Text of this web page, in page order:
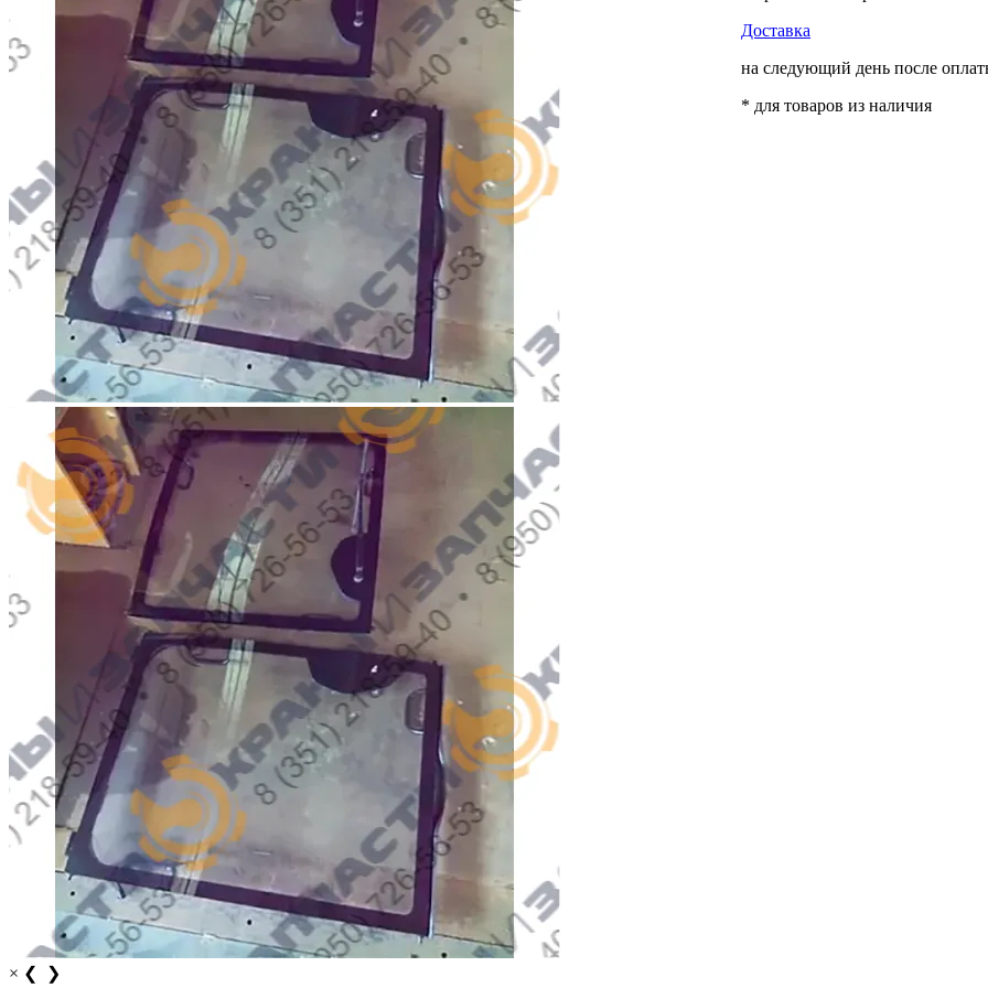
× ❮ ❯
Доставка
на следующий день после
* для товаров из наличия